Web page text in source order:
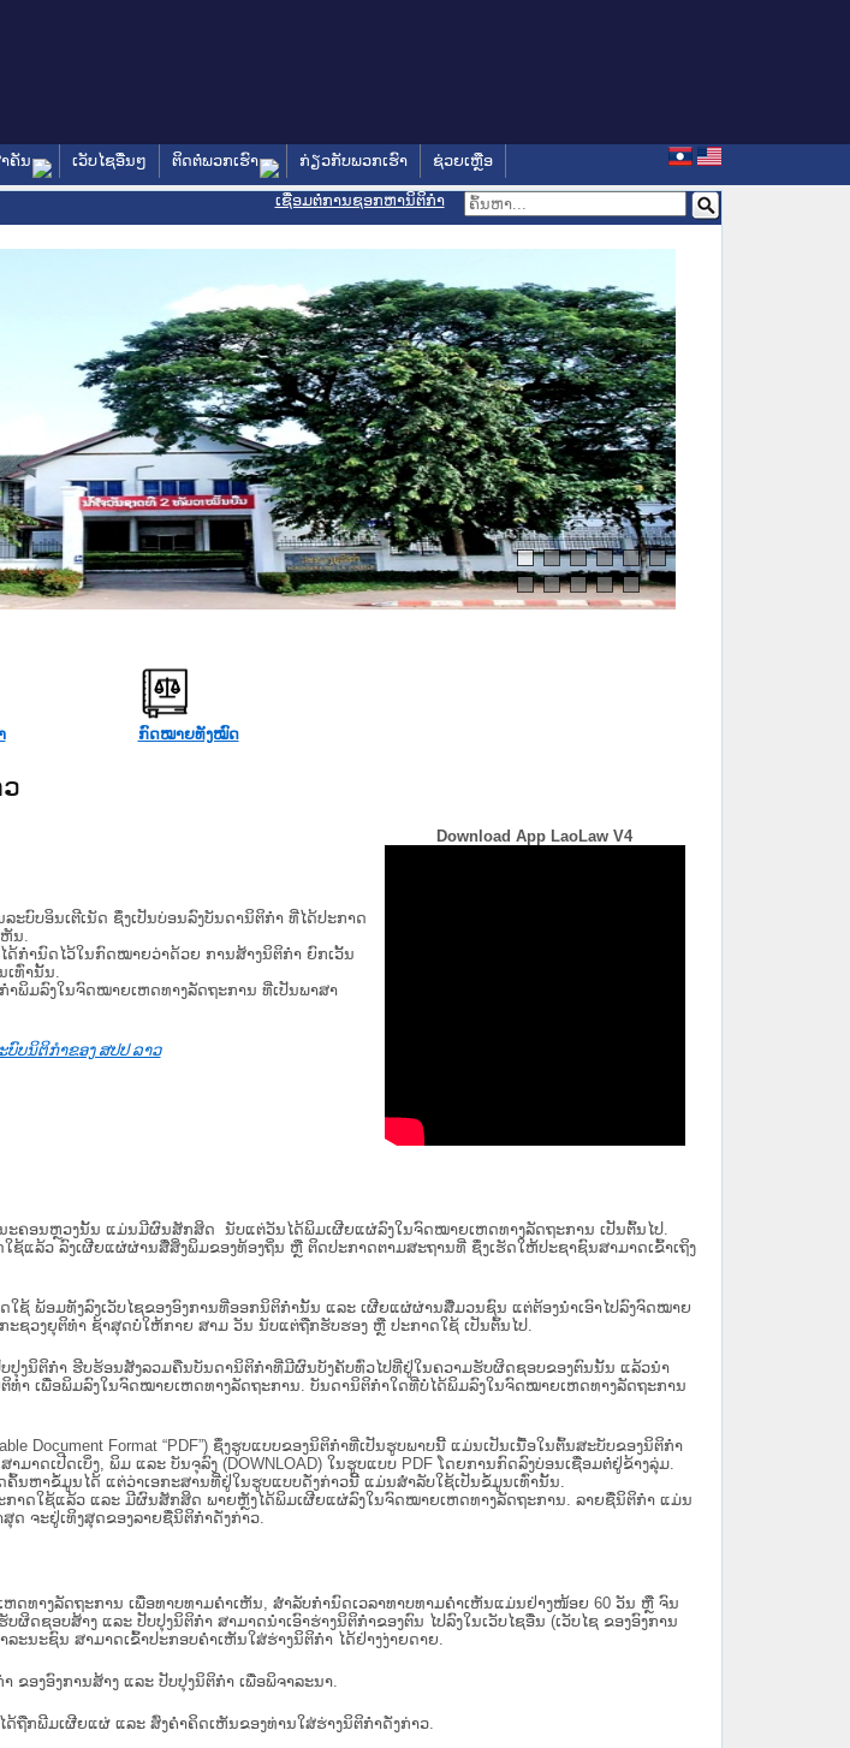
ຄັນ ເວັບໄຊອື່ນໆ ຕິດຕໍ່ພວກເຮົາ ກ່ຽວກັບພວກເຮົາ ຊ່ວຍເຫຼືອ
ເຊື່ອມຕໍ່ການຊອກຫານິຕິກຳ
ກົດໝາຍທັງໝົດ
ບົບ​ອິນ​ເຕີ​ເນັດ ຊຶ່ງ​ເປັນ​ບ່ອນ​ລົງ​ບັນ​ດາ​ນິ​ຕິ​ກຳ ທີ່ໄດ້ປະກາດ
ຫັນ.
ກຳ​ນົດ​ໄວ້​ໃນ​ກົດ​ໝາຍ​ວ່າ​ດ້ວຍ​ ການ​ສ້າງ​ນິ​ຕິ​ກຳ ຍົກ​ເວັ້ນ​
ເທົ່າ​ນັ້ນ.
ຳພິມລົງໃນຈົດໝາຍເຫດທາງລັດຖະການ ທີ່ເປັນພາສາ
ບົບນິຕິກຳຂອງ ສປປ ລາວ
Download App LaoLaw V4
ຄອນຫຼວງນັ້ນ ແມ່ນມີຜົນສັກສິດ ນັບ​ແຕ່​ວັນໄດ້ພິມເຜີຍແຜ່ລົງໃນຈົດໝາຍເຫດທາງລັດຖະການ ເປັນ​ຕົ້ນ​ໄປ.
ແລ້ວ ລົງ​ເຜີຍແຜ່​ຜ່ານ​ສື່ສິ່ງພິມຂອງທ້ອງຖິ່ນ ຫຼື ຕິດປະກາດຕາມສະຖານທີ່ ຊຶ່ງເຮັດໃຫ້ປະຊາຊົນສາມາດເຂົ້າເຖິງ
ພ້ອມທັງລົງເວັບໄຊຂອງອົງການທີ່ອອກນິຕິກໍານັ້ນ ແລະ ເຜີຍແຜ່ຜ່ານສື່ມວນຊົນ ແຕ່ຕ້ອງນໍາເອົາໄປລົງຈົດໝາຍ
ວງຍຸຕິທໍາ ຊ້າສຸດບໍ່ໃຫ້ກາຍ ສາມ ວັນ ນັບແຕ່ຖືກຮັບຮອງ ຫຼື ປະກາດໃຊ້ ເປັນຕົ້ນໄປ.
ນິ​ຕິ​ກຳ ຮີບຮ້ອນສັງລວມຄືນບັນດານິຕິກໍາທີ່ມີຜົນບັງຄັບທົ່ວໄປທີ່ຢູ່ໃນຄວາມຮັບຜິດຊອບຂອງຕົນນັ້ນ ແລ້ວນໍາ
ເພື່ອພິມລົງໃນຈົດໝາຍເຫດທາງລັດຖະການ. ບັນ​ດາ​ນິ​ຕິ​ກຳ​ໃດ​ທີ່ບໍ່​ໄດ້​ພິມ​ລົງ​ໃນ​ຈົດ​ໝາຍ​ເຫດ​ທາງ​ລັດ​ຖະ​ການ
Format “PDF”) ຊຶ່ງຮູບແບບຂອງນິຕິກໍາທີ່ເປັນຮູບພາບນີ້ ແມ່ນເປັນເນື້ອໃນຕົ້ນສະບັບຂອງນິຕິກໍາ
ດເປີດເບິ່ງ, ພິມ ແລະ ບັນຈຸລົງ (DOWNLOAD) ໃນຮູບແບບ PDF ໂດຍການກົດລົງບ່ອນເຊື່ອມຕໍ່ຢູ່ຂ້າງລຸ່ມ.
ນຫາຂໍ້ມູນໄດ້ ແຕ່ວ່າເອກະສານທີ່ຢູ່ໃນຮູບແບບດັ່ງກ່າວນີ້ ແມ່ນສຳລັບໃຊ້ເປັນຂໍ້ມູນເທົ່ານັ້ນ.
ດໃຊ້ແລ້ວ ແລະ ມີຜົນສັກສິດ ພາຍຫຼັງໄດ້ພິມເຜີຍແຜ່ລົງໃນຈົດໝາຍເຫດທາງລັດຖະການ. ລາຍຊື່ນິຕິກຳ ແມ່ນ
ຈະຢູ່ເທິງສຸດຂອງລາຍຊື່ນິຕິກໍາດັ່ງກ່າວ.
ທາງລັດຖະການ ເພື່ອທາບທາມຄຳເຫັນ, ສໍາລັບກໍານົດເວລາທາບທາມຄໍາເຫັນແມ່ນຢ່າງໜ້ອຍ 60 ວັນ ຫຼື ຈົນ
ອບສ້າງ ແລະ ປັບປຸງນິຕິກໍາ ສາມາດນຳເອົາຮ່າງນິຕິກຳຂອງຕົນ ໄປລົງໃນ​ເວັບ​ໄຊ​ອື່ນ (ເວັບ​ໄຊ​ ຂອງອົງການ
ນະຊົນ ສາມາດເຂົ້າປະກອບຄໍາເຫັນໃສ່ຮ່າງນິຕິກຳ ໄດ້ຢ່າງງ່າຍດາຍ.
ອງອົງການສ້າງ ແລະ ປັບປຸງນິຕິກຳ ເພື່ອພິຈາລະນາ.
ຖືກພີມເຜີຍແຜ່ ແລະ ສົ່ງຄຳຄິດເຫັນຂອງທ່ານໃສ່ຮ່າງນິຕິກຳດັ່ງກ່າວ.